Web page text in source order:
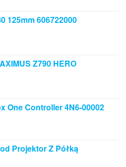
125mm 606722000
Z790 HERO
One Controller 4N6-00002
Projektor Z Półką